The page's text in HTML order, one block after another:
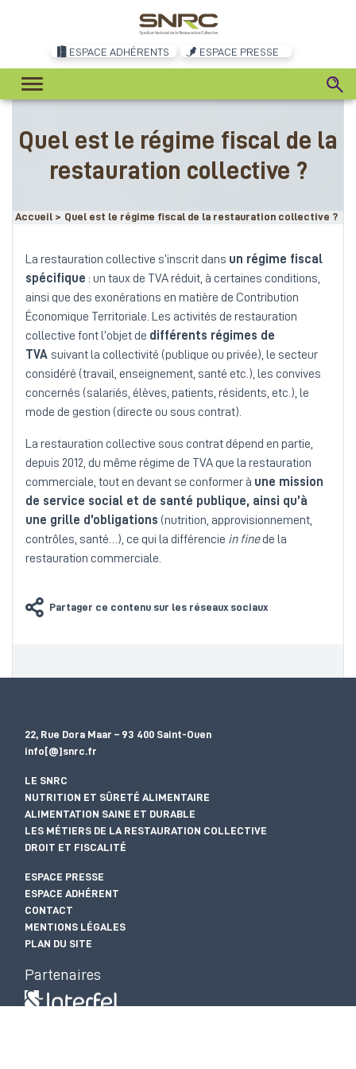
ESPACE ADHÉRENTS ESPACE PRESSE
Quel est le régime fiscal de la
restauration collective ?
Accueil > Quel est le régime fiscal de la restauration collective ?
La restauration collective s’inscrit dans un régime fiscal
spécifique : un taux de TVA réduit, à certaines conditions,
ainsi que des exonérations en matière de Contribution
Économique Territoriale. Les activités de restauration
collective font l’objet de différents régimes de
TVA suivant la collectivité (publique ou privée), le secteur
considéré (travail, enseignement, santé etc.), les convives
concernés (salariés, élèves, patients, résidents, etc.), le
mode de gestion (directe ou sous contrat).
La restauration collective sous contrat dépend en partie,
depuis 2012, du même régime de TVA que la restauration
commerciale, tout en devant se conformer à une mission
de service social et de santé publique, ainsi qu’à
une grille d’obligations (nutrition, approvisionnement,
contrôles, santé…), ce qui la différencie in finede la
restauration commerciale.
Partager ce contenu sur les réseaux sociaux
22, Rue Dora Maar – 93 400 Saint-Ouen
info[@]snrc.fr
LE SNRC
NUTRITION ET SÛRETÉ ALIMENTAIRE
ALIMENTATION SAINE ET DURABLE
LES MÉTIERS DE LA RESTAURATION COLLECTIVE
DROIT ET FISCALITÉ
ESPACE PRESSE
ESPACE ADHÉRENT
CONTACT
MENTIONS LÉGALES
PLAN DU SITE
Partenaires